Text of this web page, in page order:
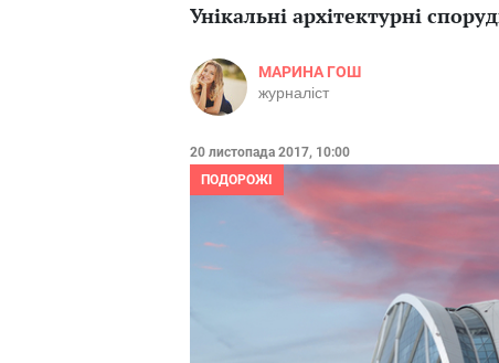
Унікальні архітектурні
МАРИНА ГОШ
журналіст
20 листопада 2017, 10:00
ПОДОРОЖІ